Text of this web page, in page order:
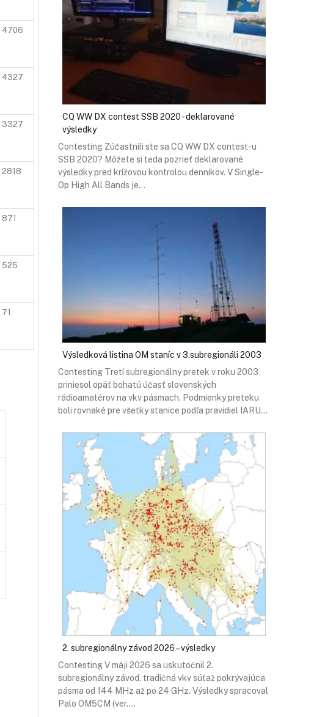
4706
4327
3327
2818
871
525
71
CQ WW DX contest SSB 2020 - deklarované
výsledky
Contesting Zúčastnili ste sa CQ WW DX contest-u
SSB 2020? Môžete si teda pozrieť deklarované
výsledky pred krížovou kontrolou denníkov. V Single-
Op High All Bands je…
Výsledková listina OM staníc v 3.subregionáli 2003
Contesting Tretí subregionálny pretek v roku 2003
priniesol opäť bohatú účasť slovenských
rádioamatérov na vkv pásmach. Podmienky preteku
boli rovnaké pre všetky stanice podľa pravidiel IARU…
2. subregionálny závod 2026 – výsledky
Contesting V máji 2026 sa uskutočnil 2.
subregionálny závod, tradičná vkv súťaž pokrývajúca
pásma od 144 MHz až po 24 GHz. Výsledky spracoval
Palo OM5CM (ver.…